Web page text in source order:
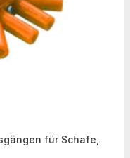
für Schafe,